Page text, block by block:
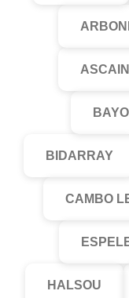
ASCAIN
BIDARRAY
CAMBO
HALSOU